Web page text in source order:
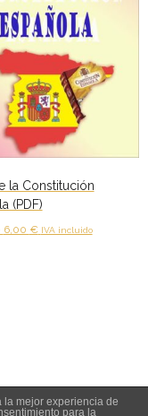
la Constitución
(PDF)
6,00 € IVA incluido
opciones
se
la mejor experiencia de
para la